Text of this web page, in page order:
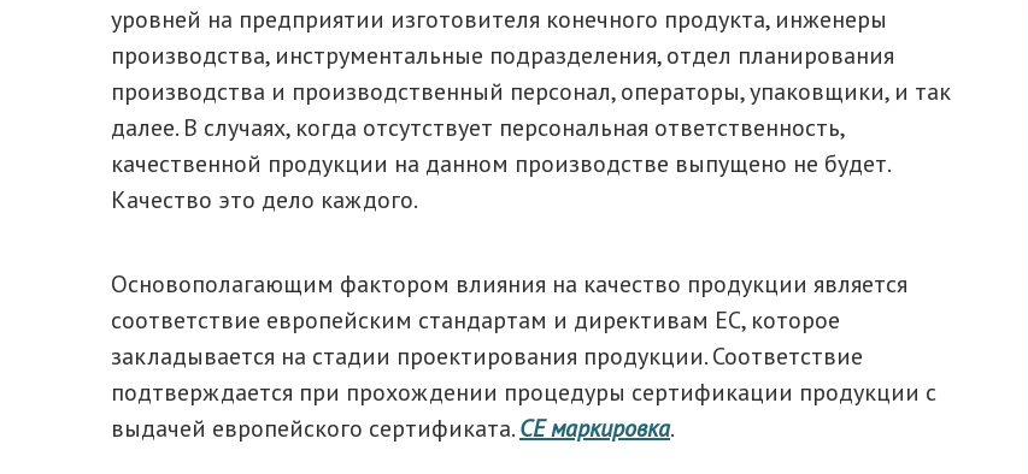
уровней на предприятии изготовителя конечного продукта, инженеры
производства, инструментальные подразделения, отдел планирования
производства и производственный персонал, операторы, упаковщики, и так
далее. В случаях, когда отсутствует персональная ответственность,
качественной продукции на данном производстве выпущено не будет.
Качество это дело каждого.
Основополагающим фактором влияния на качество продукции является
соответствие европейским стандартам и директивам ЕС, которое
закладывается на стадии проектирования продукции. Соответствие
подтверждается при прохождении процедуры сертификации продукции с
выдачей европейского сертификата.СЕ маркировка.